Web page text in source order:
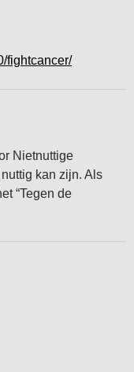
fightcancer/
Nietnuttige
kan zijn. Als
“Tegen de